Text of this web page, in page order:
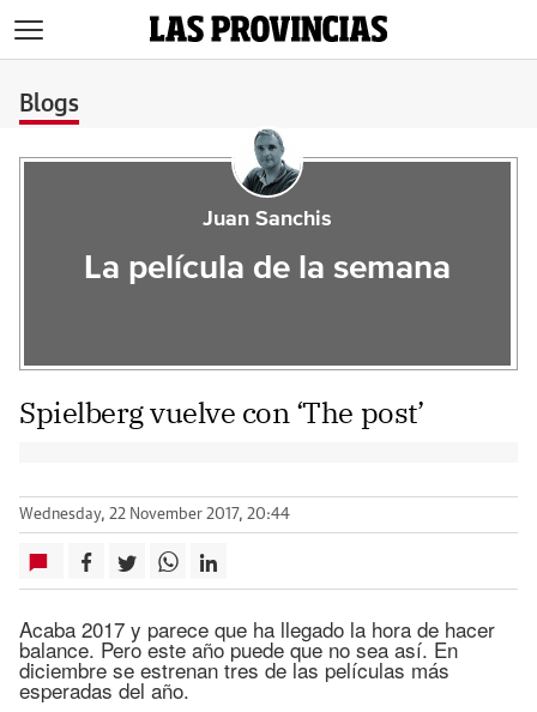
Blogs
Juan Sanchis
La película de la semana
Spielberg vuelve con ‘The post’
Wednesday, 22 November 2017, 20:44
Acaba 2017 y parece que ha llegado la hora de hacer
balance. Pero este año puede que no sea así. En
diciembre se estrenan tres de las películas más
esperadas del año.